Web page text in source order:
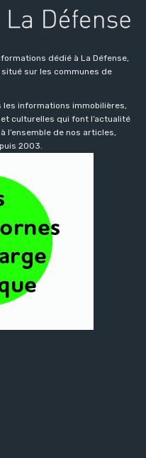
dédié à La Défense,
sur les communes de
les informations immobilières,
culturelles qui font l’actualité
de nos articles,
2003.